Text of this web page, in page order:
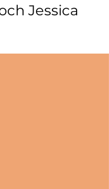
Jessica